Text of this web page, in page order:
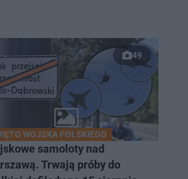
49
WOJSKA POLSKIEGO
samoloty nad
Trwają próby do